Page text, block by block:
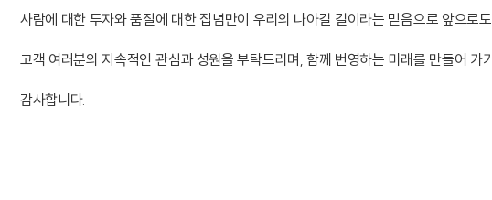
사람에 대한 투자와 품질에 대한 집념만이 우리의 나아갈 길이라는 믿음으로 앞으로
고객 여러분의 지속적인 관심과 성원을 부탁드리며, 함께 번영하는 미래를 만들어 가
감사합니다.